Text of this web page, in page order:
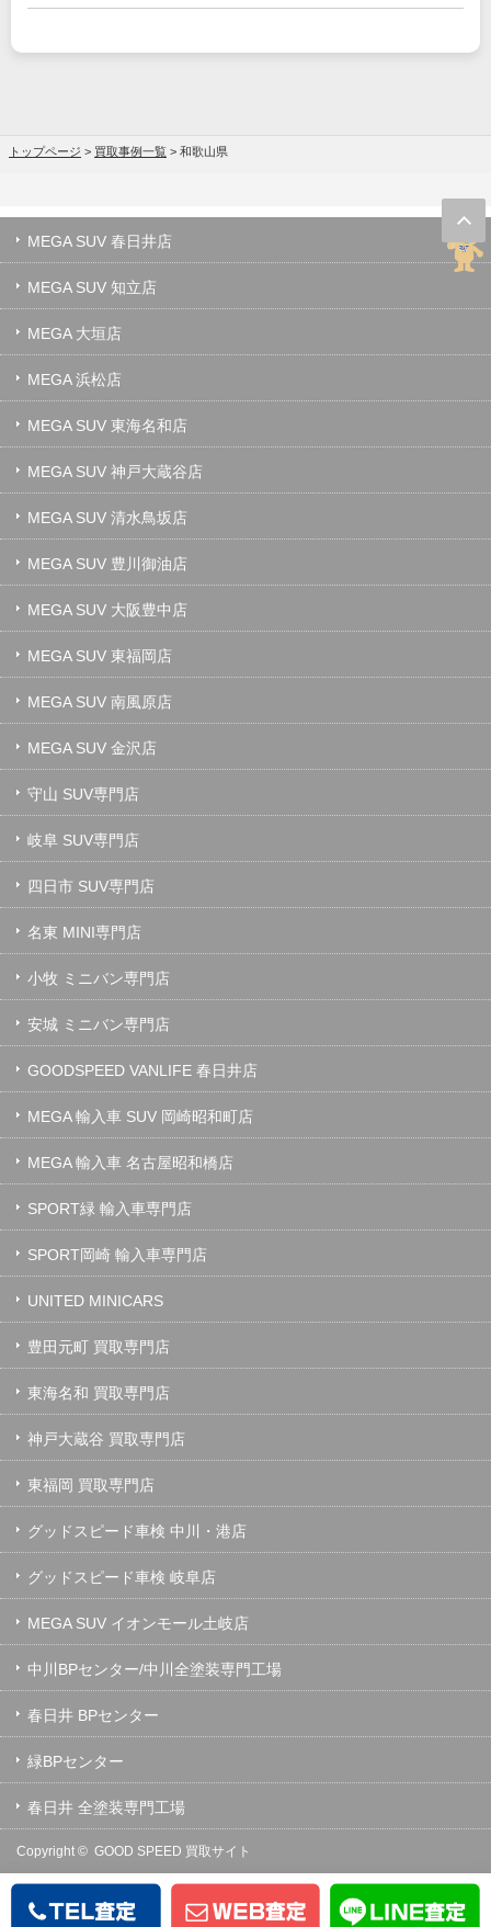
トップページ > 買取事例一覧 > 和歌山県
MEGA SUV 春日井店
MEGA SUV 知立店
MEGA 大垣店
MEGA 浜松店
MEGA SUV 東海名和店
MEGA SUV 神戸大蔵谷店
MEGA SUV 清水鳥坂店
MEGA SUV 豊川御油店
MEGA SUV 大阪豊中店
MEGA SUV 東福岡店
MEGA SUV 南風原店
MEGA SUV 金沢店
守山 SUV専門店
岐阜 SUV専門店
四日市 SUV専門店
名東 MINI専門店
小牧 ミニバン専門店
安城 ミニバン専門店
GOODSPEED VANLIFE 春日井店
MEGA 輸入車 SUV 岡崎昭和町店
MEGA 輸入車 名古屋昭和橋店
SPORT緑 輸入車専門店
SPORT岡崎 輸入車専門店
UNITED MINICARS
豊田元町 買取専門店
東海名和 買取専門店
神戸大蔵谷 買取専門店
東福岡 買取専門店
グッドスピード車検 中川・港店
グッドスピード車検 岐阜店
MEGA SUV イオンモール土岐店
中川BPセンター/中川全塗装専門工場
春日井 BPセンター
緑BPセンター
春日井 全塗装専門工場
Copyright © GOOD SPEED 買取サイト